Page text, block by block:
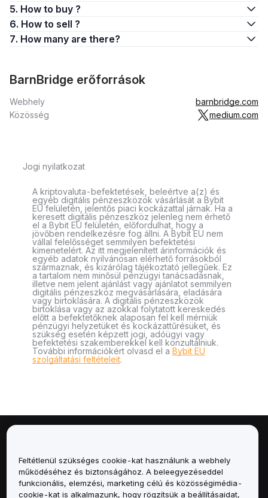
5. How to buy ?
6. How to sell ?
7. How many are there?
BarnBridge erőforrások
Webhely
barnbridge.com
Közösség
medium.com
Jogi nyilatkozat
A kriptovaluta-befektetések, beleértve a(z) és
egyéb digitális pénzeszközök vásárlását a Bybit
EU felületén, jelentős piaci kockázattal járnak. Ha a
keresett digitális pénzeszköz jelenleg nem érhető
el a Bybit EU felületén, előfordulhat, hogy a
jövőben rendelkezésre fog állni. A Bybit EU nem
vállal felelősséget semmilyen befektetési
kimenetelért. Az itt megjelenített árinformációk és
egyéb adatok nyilvánosan elérhető forrásokból
származnak, és kizárólag tájékoztató jellegűek. Ez
a tartalom nem minősül pénzügyi tanácsadásnak,
illetve nem jelent ajánlást vagy ajánlatot semmilyen
digitális pénzeszköz megvásárlására, eladására
vagy birtoklására. A digitális pénzeszközök
birtoklása vagy az azokkal folytatott kereskedés
előtt a befektetőknek alaposan fel kell mérniük
pénzügyi helyzetüket és kockázattűrésüket, és
szükség esetén képzett jogi, adóügyi vagy
befektetési szakemberekkel kell konzultálniuk.
További információkért olvasd el a Bybit EU
szolgáltatási feltételeit.
Szolgáltatások
Feltétlenül szükséges cookie-kat használunk a webhely
működéséhez és biztonságához. A beleegyezéseddel
funkcionális, elemzési, marketing célú és közösségimédia-
cookie-kat is alkalmazunk, hogy rögzítsük a beállításaidat,